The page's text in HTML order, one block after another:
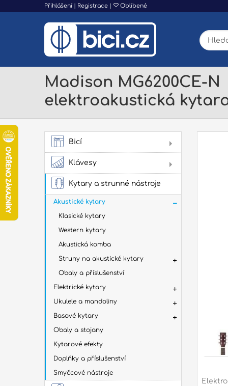
Přihlášení | Registrace | Oblíbené
Madison MG6200CE-N
elektroakustická
Bicí
Klávesy
Kytary a strunné nástroje
Akustické kytary
Klasické kytary
Western kytary
Akustická komba
Struny na akustické kytary
Obaly a příslušenství
Elektrické kytary
Ukulele a mandoliny
Basové kytary
Obaly a stojany
Kytarové efekty
Doplňky a příslušenství
Smyčcové nástroje